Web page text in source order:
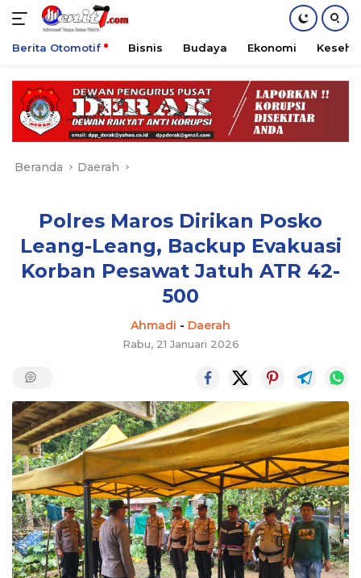
konten
Berita Otomotif Bisnis Budaya Ekonomi
Beranda Daerah
​Polres Maros Dirikan Posko
Leang-Leang, Backup Evakuasi
Korban Pesawat Jatuh ATR 42-
500
Ahmadi - Daerah
Rabu, 21 Januari 2026